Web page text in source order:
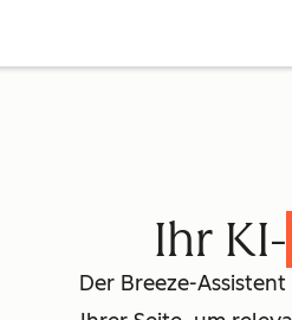
Ihr KI-
Der Breeze-